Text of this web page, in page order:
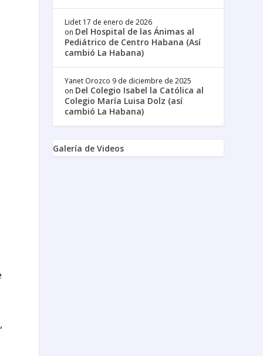
Lidet 17 de enero de 2026
on Del Hospital de las Ánimas al
Pediátrico de Centro Habana (Así
cambió La Habana)
Yanet Orozco 9 de diciembre de 2025
on Del Colegio Isabel la Católica al
Colegio María Luisa Dolz (así
cambió La Habana)
Galería de Videos